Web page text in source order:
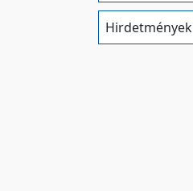
Hirdetmények